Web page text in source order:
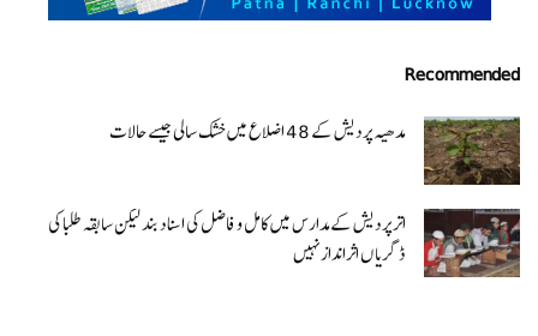
Recommended
مدھیہ پردیش کے 48 اضلاع میں خشک سالی جیسے حالات
اتر پردیش کےمدارس میں کامل و فاضل کی اسناد بند لیکن سابقہ طلبا کی
ڈگریا ں اثرانداز نہیں